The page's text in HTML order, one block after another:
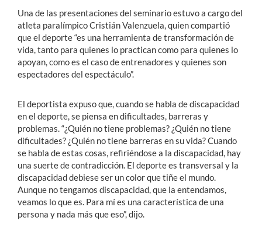
Una de las presentaciones del seminario estuvo a cargo del
atleta paralímpico Cristián Valenzuela, quien compartió
que el deporte “es una herramienta de transformación de
vida, tanto para quienes lo practican como para quienes lo
apoyan, como es el caso de entrenadores y quienes son
espectadores del espectáculo”.
El deportista expuso que, cuando se habla de discapacidad
en el deporte, se piensa en dificultades, barreras y
problemas. “¿Quién no tiene problemas? ¿Quién no tiene
dificultades? ¿Quién no tiene barreras en su vida? Cuando
se habla de estas cosas, refiriéndose a la discapacidad, hay
una suerte de contradicción. El deporte es transversal y la
discapacidad debiese ser un color que tiñe el mundo.
Aunque no tengamos discapacidad, que la entendamos,
veamos lo que es. Para mí es una característica de una
persona y nada más que eso”, dijo.